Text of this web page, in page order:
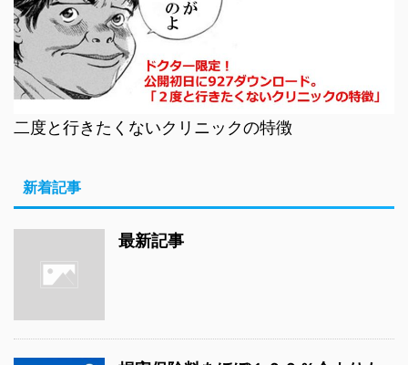
二度と行きたくないクリニックの特徴
新着記事
最新記事